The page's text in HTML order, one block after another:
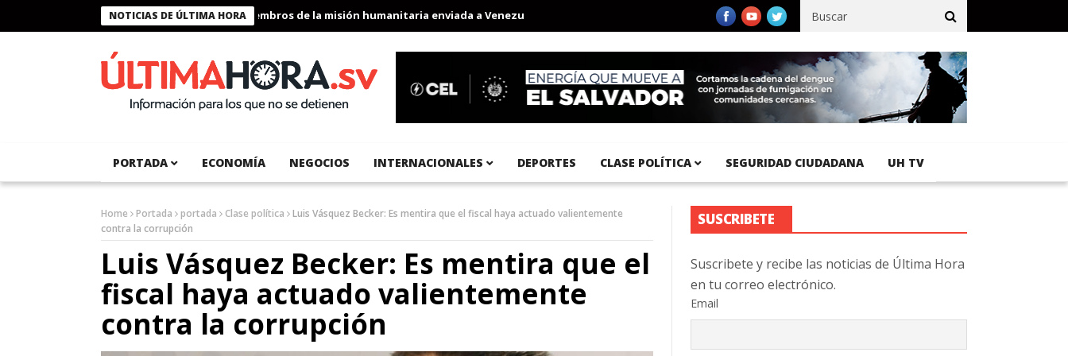
NOTICIAS DE ÚLTIMA HORA
Presidente Bukele condecora a miembros de la misión humanitaria enviada a Venezuela Aeropuerto Internacional del Pacífico registra 92 % de avance en obras de terracería
PORTADA ECONOMÍA NEGOCIOS INTERNACIONALES DEPORTES CLASE POLÍTICA SEGURIDAD CIUDADANA UH TV
Home Portada portada Clase política
Luis Vásquez Becker: Es mentira que el fiscal haya actuado valientemente
contra la corrupción
Luis Vásquez Becker: Es mentira que el
fiscal haya actuado valientemente
contra la corrupción
SUSCRIBETE
Suscribete y recibe las noticias de Última Hora
en tu correo electrónico.
Email